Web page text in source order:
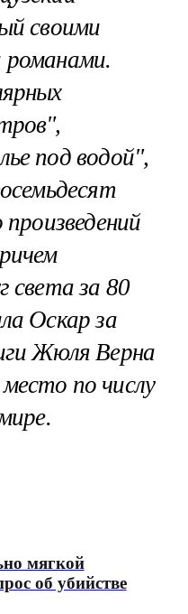
своими
романами.
под водой",
света за 80
Оскар за
Жюля Верна
по числу
мягкой
об убийстве